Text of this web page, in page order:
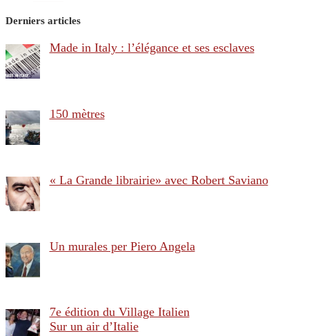
Derniers articles
Made in Italy : l’élégance et ses esclaves
150 mètres
« La Grande librairie» avec Robert Saviano
Un murales per Piero Angela
7e édition du Village Italien
Sur un air d’Italie